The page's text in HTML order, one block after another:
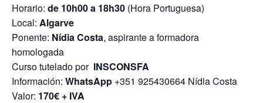
Horario: de 10h00 a 18h30 (Hora Portuguesa)
Local: Algarve
Ponente: Nídia Costa, aspirante a formadora
homologada
Curso tutelado por INSCONSFA
Información: WhatsApp +351 925430664 Nídia Costa
Valor: 170€ + IVA